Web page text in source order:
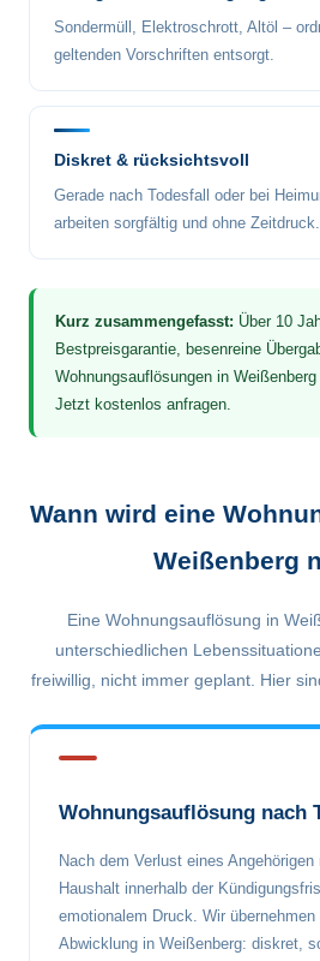
Sondermüll, Elektroschrott, Altöl –
geltenden Vorschriften entsorgt.
Diskret & rücksichtsvoll
Gerade nach Todesfall oder bei
arbeiten sorgfältig und ohne Zeitdruck.
Kurz zusammengefasst: Über 10
Bestpreisgarantie, besenreine
Wohnungsauflösungen in
Jetzt kostenlos anfragen.
Wann wird eine
Weißenberg
Eine Wohnungsauflösung in
unterschiedlichen
freiwillig, nicht immer geplant. Hier
Wohnungsauflösung nach
Nach dem Verlust eines
Haushalt innerhalb der
emotionalem Druck. Wir
Abwicklung in Weißenberg: diskret,